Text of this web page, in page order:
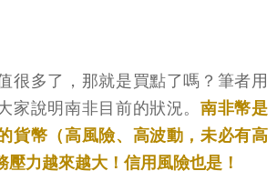
很多了，那就是買點了嗎？筆者用
家說明南非目前的狀況。南非幣是
貨幣（高風險、高波動，未必有高
壓力越來越大！信用風險也是！